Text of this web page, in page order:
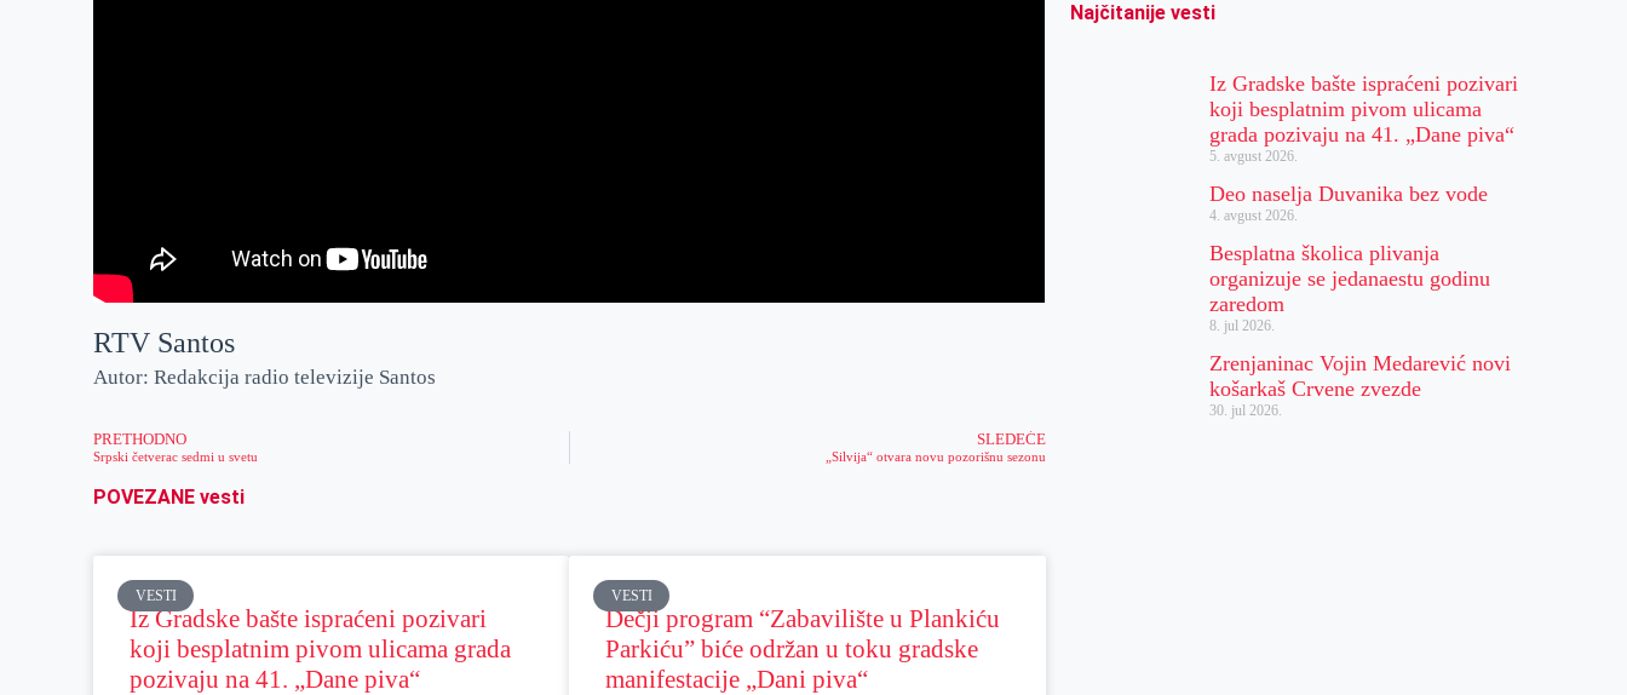
RTV Santos
Autor: Redakcija radio televizije Santos
PRETHODNO
Srpski četverac sedmi u svetu
SLEDEĆE
„Silvija“ otvara novu pozorišnu sezonu
POVEZANE vesti
VESTI
Iz Gradske bašte ispraćeni pozivari
koji besplatnim pivom ulicama grada
pozivaju na 41. „Dane piva“
VESTI
Dečji program “Zabavilište u Plankiću
Parkiću” biće održan u toku gradske
manifestacije „Dani piva“
Najčitanije vesti
Iz Gradske bašte ispraćeni pozivari
koji besplatnim pivom ulicama
grada pozivaju na 41. „Dane piva“
5. avgust 2026.
Deo naselja Duvanika bez vode
4. avgust 2026.
Besplatna školica plivanja
organizuje se jedanaestu godinu
zaredom
8. jul 2026.
Zrenjaninac Vojin Medarević novi
košarkaš Crvene zvezde
30. jul 2026.